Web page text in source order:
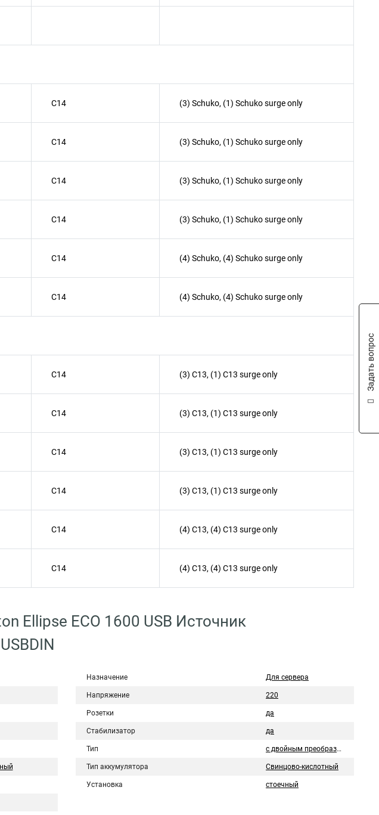
C14 (3) Schuko, (1) Schuko surge only
C14 (3) Schuko, (1) Schuko surge only
C14 (3) Schuko, (1) Schuko surge only
C14 (3) Schuko, (1) Schuko surge only
C14 (4) Schuko, (4) Schuko surge only
C14 (4) Schuko, (4) Schuko surge only
C14 (3) C13, (1) C13 surge only
C14 (3) C13, (1) C13 surge only
C14 (3) C13, (1) C13 surge only
C14 (3) C13, (1) C13 surge only
C14 (4) C13, (4) C13 surge only
C14 (4) C13, (4) C13 surge only
Ellipse ECO 1600 USB Источник
Назначение Для сервера
Напряжение 220
Розетки да
Стабилизатор да
Тип с двойным преобразованием
Тип аккумулятора Свинцово-кислотный
Установка стоечный
Задать вопрос